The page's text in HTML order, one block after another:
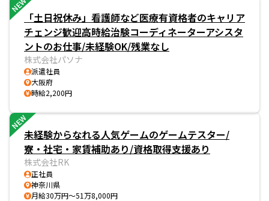
NEW
「土日祝休み」看護師など医療有資格者のキャリア
チェンジ歓迎高時給治験コーディネーターアシスタ
ントのお仕事/未経験OK/残業なし
株式会社パソナ
派遣社員
大阪府
時給2,200円
NEW
未経験からなれる人気ゲームのゲームテスター/
寮・社宅・家賃補助あり/資格取得支援あり
株式会社RK
正社員
神奈川県
月給30万円～51万8,000円